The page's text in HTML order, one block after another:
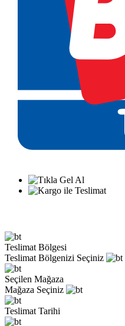
Teslimat Bölgesi
Teslimat Bölgenizi Seçiniz
Seçilen Mağaza
Mağaza Seçiniz
Teslimat Tarihi